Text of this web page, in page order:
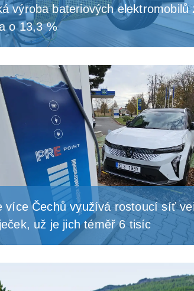
výroba bateriových elektromobilů
o 13,3 %
více Čechů využívá rostoucí síť
už je jich téměř 6 tisíc